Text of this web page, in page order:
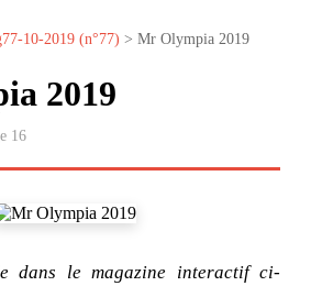
10-2019 (n°77) > Mr Olympia 2019
2019
16
dans le magazine interactif ci-